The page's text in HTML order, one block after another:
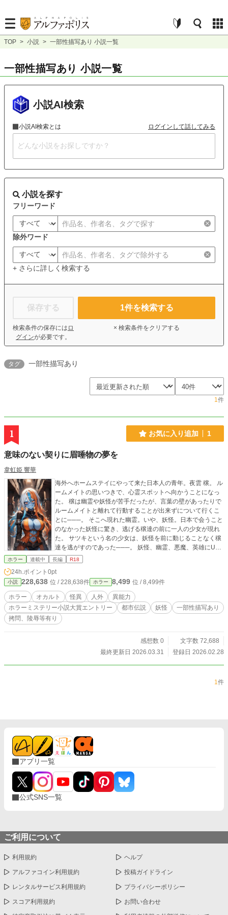
TOP > 小説 > 一部性描写あり 小説一覧
一部性描写あり 小説一覧
小説AI検索
小説AI検索とは ログインして話してみる
小説を探す
フリーワード
除外ワード
+ さらに詳しく検索する
保存する
検索条件の保存には ロ
グインが必要です。
1件を検索する
× 検索条件をクリアする
タグ 一部性描写あり
1件
1 お気に入り追加 1
意味のない契りに眉唾物の夢を
韋虹姫 響華
海外へホームステイにやって来た日本人の青年。夜雲 穣。 ル
ームメイトの思いつきで、心霊スポットへ向かうことになっ
た。 穣は幽霊や妖怪が苦手だったが、言葉の壁があったりで
ルームメイトと離れて行動することが出来ずについて行くこ
とに───。 そこへ現れた幽霊。いや、妖怪。日本で会うこと
のなかった妖怪に驚き、逃げる穣達の前に一人の少女が現れ
た。 サツキという名の少女は、妖怪を前に動じることなく穣
達を逃がすのであった───。 妖怪、幽霊、悪魔、英雄にUM
A。それら【怪異】に立ち向かう一人の少女とその弟。 穣は
品は、「意味が分かったとしても意味のない話」の外伝作品
となります。本編では、日本（神風支部）が邪神復活を阻止
するために活動していた裏で、別の場所で起きていたもう一
つの「意味のない話」になります。 そのため、「意味ない」
本編を知らなくても読める作品になっています。
ホラー 連載中 長編 R18
24h.ポイント 0pt
小説 228,638 位 / 228,638件 ホラー 8,499 位 / 8,499件
ホラー オカルト 怪異 人外
異能力
ホラーミステリー小説大賞エントリー
都市伝説 妖怪
一部性描写あり
拷問、陵辱等有り
感想数 0
文字数 72,688
最終更新日 2026.03.31
登録日 2026.02.28
1件
アプリ一覧
公式SNS一覧
ご利用について
利用規約 ヘルプ
アルファコイン利用規約 投稿ガイドライン
レンタルサービス利用規約 プライバシーポリシー
スコア利用規約 お問い合わせ